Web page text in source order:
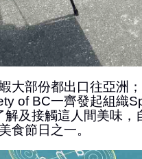
大部份都出口往亞洲
of BC一齊發起組織
及接觸這人間美味，
食節日之一。